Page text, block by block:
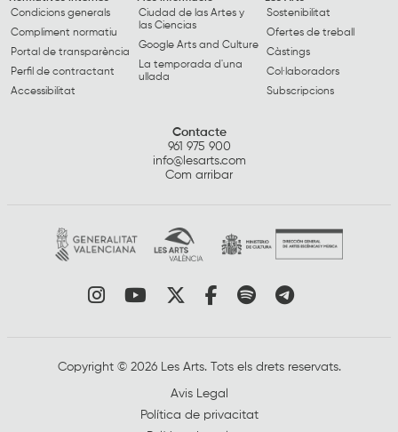
Condicions generals
Compliment normatiu
Portal de transparència
Perfil de contractant
Accessibilitat
Ciudad de las Artes y
las Ciencias
Google Arts and Culture
La temporada d'una
ullada
Sostenibilitat
Ofertes de treball
Càstings
Col·laboradors
Subscripcions
Contacte
961 975 900
info@lesarts.com
Com arribar
Link a instagram
Link a youtube
Link a twitter
Link a facebook
Link a spotify
Link a
Copyright © 2026 Les Arts. Tots els drets reservats.
Avis Legal
Política de privacitat